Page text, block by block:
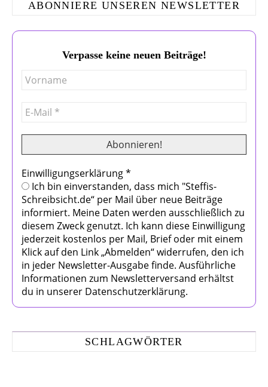
ABONNIERE UNSEREN NEWSLETTER
Verpasse keine neuen Beiträge!
Einwilligungserklärung*
Ich bin einverstanden, dass mich "Steffis-
Schreibsicht.de“ per Mail über neue Beiträge
informiert. Meine Daten werden ausschließlich zu
diesem Zweck genutzt. Ich kann diese Einwilligung
jederzeit kostenlos per Mail, Brief oder mit einem
Klick auf den Link „Abmelden“ widerrufen, den ich
in jeder Newsletter-Ausgabe finde. Ausführliche
Informationen zum Newsletterversand erhältst
du in unserer Datenschutzerklärung.
SCHLAGWÖRTER